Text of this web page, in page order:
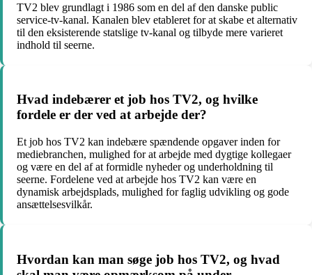
TV2 blev grundlagt i 1986 som en del af den danske public
service-tv-kanal. Kanalen blev etableret for at skabe et alternativ
til den eksisterende statslige tv-kanal og tilbyde mere varieret
indhold til seerne.
Hvad indebærer et job hos TV2, og hvilke
fordele er der ved at arbejde der?
Et job hos TV2 kan indebære spændende opgaver inden for
mediebranchen, mulighed for at arbejde med dygtige kollegaer
og være en del af at formidle nyheder og underholdning til
seerne. Fordelene ved at arbejde hos TV2 kan være en
dynamisk arbejdsplads, mulighed for faglig udvikling og gode
ansættelsesvilkår.
Hvordan kan man søge job hos TV2, og hvad